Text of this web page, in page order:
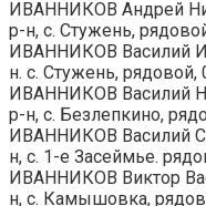
ИВАННИКОВ Андрей
р-н, с. Стужень,
ИВАННИКОВ Василий
н. с. Стужень,
ИВАННИКОВ Василий
р-н, с. Безлепкино,
ИВАННИКОВ Василий
н, с. 1-е Засеймье.
ИВАННИКОВ Виктор
н, с. Камышовка,